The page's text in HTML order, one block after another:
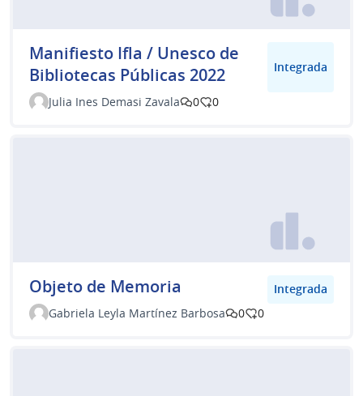
Manifiesto Ifla / Unesco de
Bibliotecas Públicas 2022
Integrada
Julia Ines Demasi Zavala 0 0
Objeto de Memoria
Integrada
Gabriela Leyla Martínez Barbosa
0 0